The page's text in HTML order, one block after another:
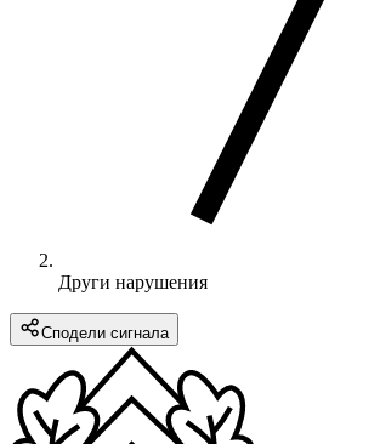
Други нарушения
Сподели сигнала